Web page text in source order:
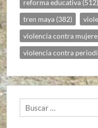
reforma educativa (512)
tren maya (382)
violencia contra
violencia contra